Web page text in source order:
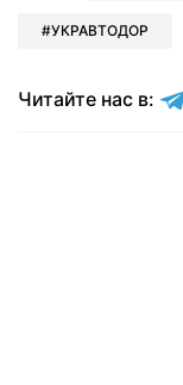
УКРАВТОДОР
Читайте нас в: